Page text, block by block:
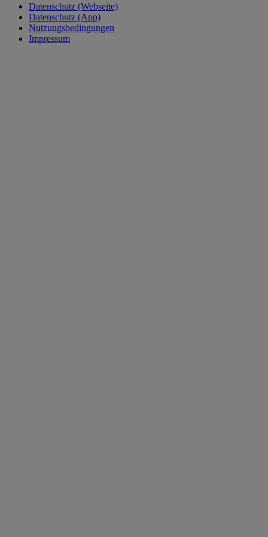
Datenschutz (Webseite)
Datenschutz (App)
Nutzungsbedingungen
Impressum